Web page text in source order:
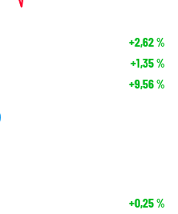
+2,62%
+1,35%
+9,56%
+0,25%